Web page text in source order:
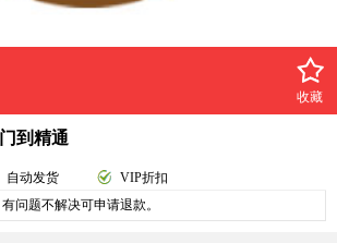
收藏
到精通
自动发货
VIP折扣
问题不解决可申请退款。